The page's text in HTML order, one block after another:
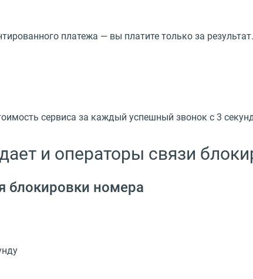
платежа — вы платите только за результат.
сервиса за каждый успешный звонок с 3
и операторы связи
блокировки номера